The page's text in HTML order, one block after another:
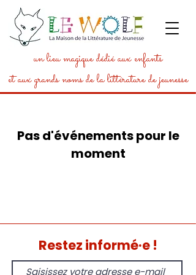
un lieu magique dédié aux enfants
et aux grands noms de la littérature de jeunesse
Pas d'événements pour le
moment
Restez informé·e !